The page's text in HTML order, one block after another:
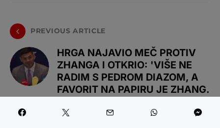
PREVIOUS ARTICLE
HRGA NAJAVIO MEČ PROTIV
ZHANGA I OTKRIO: 'VIŠE NE
RADIM S PEDROM DIAZOM, A
FAVORIT NA PAPIRU JE ZHANG.